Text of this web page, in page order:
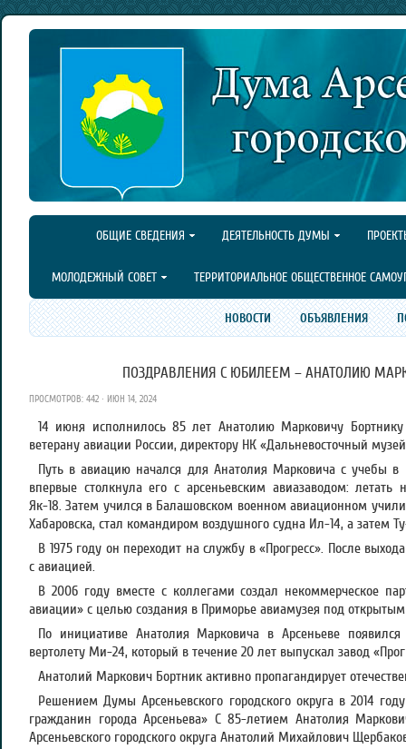
ОБЩИЕ СВЕДЕНИЯ ДЕЯТЕЛЬНОСТЬ ДУМЫ
МОЛОДЕЖНЫЙ СОВЕТ ТЕРРИТОРИАЛЬНОЕ ОБЩЕСТВЕННОЕ
НОВОСТИ ОБЪЯВЛЕНИЯ
ПОЗДРАВЛЕНИЯ С ЮБИЛЕЕМ – АНАТОЛИЮ
ПРОСМОТРОВ: 442 · ИЮН 14, 2024
14 июня исполнилось 85 лет Анатолию Марковичу
ветерану авиации России, директору НК «Дальневосточный
Путь в авиацию начался для Анатолия Марковича с учебы в
впервые столкнула его с арсеньевским авиазаводом: летать
Як-18. Затем учился в Балашовском военном авиационном
Хабаровска, стал командиром воздушного судна Ил-14, а затем
В 1975 году он переходит на службу в «Прогресс». После
с авиацией.
В 2006 году вместе с коллегами создал некоммерческое
авиации» с целью создания в Приморье авиамузея под
По инициативе Анатолия Марковича в Арсеньеве
вертолету Ми-24, который в течение 20 лет выпускал завод
Анатолий Маркович Бортник активно пропагандирует
Решением Думы Арсеньевского городского округа в 2014
гражданин города Арсеньева» С 85-летием Анатолия
Арсеньевского городского округа Анатолий Михайлович